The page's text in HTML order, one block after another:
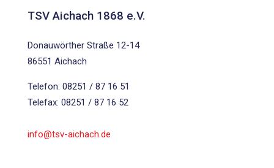
TSV Aichach 1868 e.V.
Donauwörther Straße 12-14
86551 Aichach
Telefon: 08251 / 87 16 51
Telefax: 08251 / 87 16 52
info@tsv-aichach.de